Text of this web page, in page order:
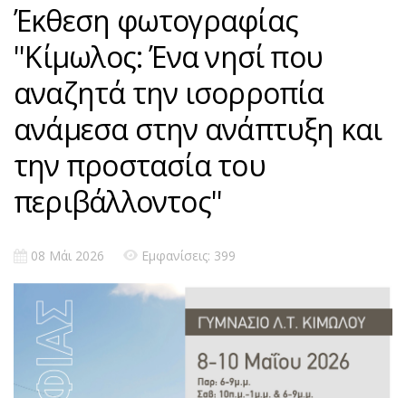
Έκθεση φωτογραφίας
''Κίμωλος: Ένα νησί που
αναζητά την ισορροπία
ανάμεσα στην ανάπτυξη και
την προστασία του
περιβάλλοντος''
08 Μάι 2026 Εμφανίσεις: 399